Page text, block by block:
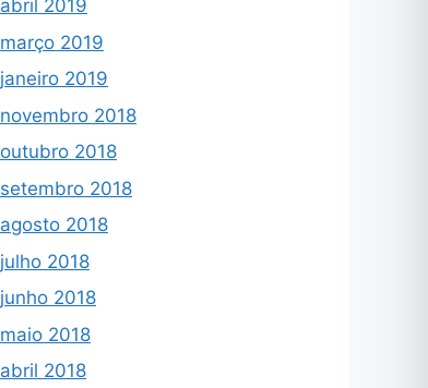
abril 2019
março 2019
janeiro 2019
novembro 2018
outubro 2018
setembro 2018
agosto 2018
julho 2018
junho 2018
maio 2018
abril 2018